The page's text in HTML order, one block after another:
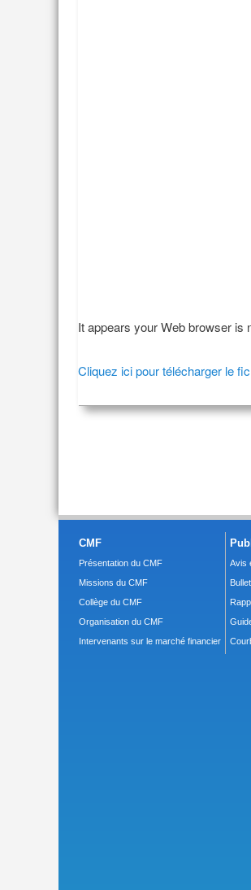
It appears your Web browser is
Cliquez ici pour télécharger le
CMF
Présentation du CMF
Missions du CMF
Collège du CMF
Organisation du CMF
Intervenants sur le marché financier
Avis